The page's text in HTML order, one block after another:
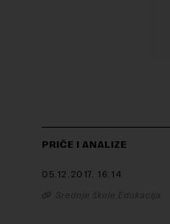
PRIČE I ANALIZE
05.12.2017. 16:14
Srednje škole Edukacija